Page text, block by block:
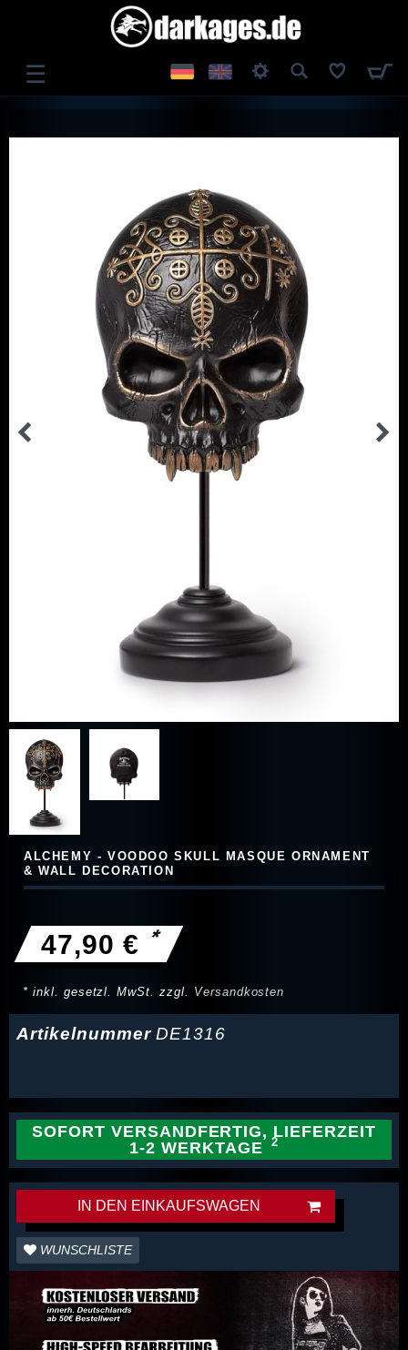
☰
ALCHEMY - VOODOO SKULL MASQUE ORNAMENT
& WALL DECORATION
47,90 € *
* inkl. gesetzl. MwSt. zzgl. Versandkosten
ArtikelnummerDE1316
SOFORT VERSANDFERTIG, LIEFERZEIT
1-2 WERKTAGE
IN DEN EINKAUFSWAGEN
WUNSCHLISTE